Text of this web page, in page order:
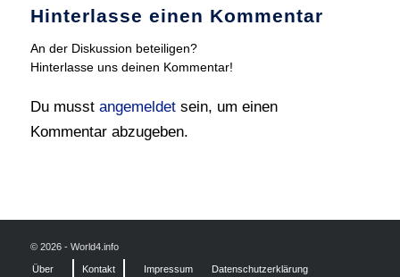
Hinterlasse einen Kommentar
An der Diskussion beteiligen?
Hinterlasse uns deinen Kommentar!
Du musst angemeldetsein, um einen
Kommentar abzugeben.
© 2026 - World4.info
Über Kontakt Impressum Datenschutzerklärung